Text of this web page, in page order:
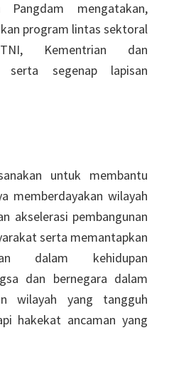
Pangdam mengatakan,
program lintas sektoral
Kementrian dan
serta segenap lapisan
untuk membantu
memberdayakan wilayah
akselerasi pembangunan
serta memantapkan
dalam kehidupan
dan bernegara dalam
wilayah yang tangguh
hakekat ancaman yang